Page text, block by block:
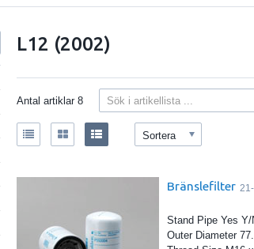
L12 (2002)
Antal artiklar8
Sortera
Bränslefilter
Stand Pipe Yes Y/
Outer Diameter